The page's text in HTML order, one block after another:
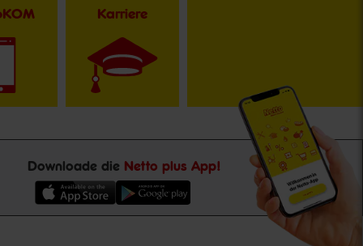
Karriere
Downloade die Netto plus App!